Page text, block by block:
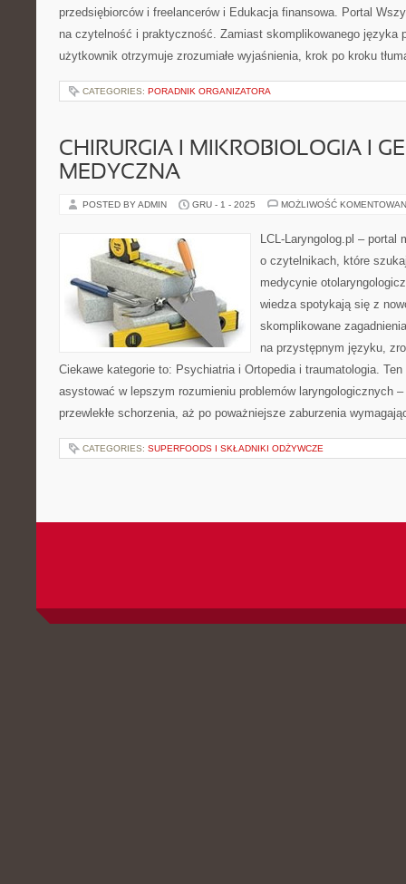
przedsiębiorców i freelancerów i Edukacja finansowa. Portal
na czytelność i praktyczność. Zamiast skomplikowanego języka
użytkownik otrzymuje zrozumiałe wyjaśnienia, krok po kroku
CATEGORIES: PORADNIK ORGANIZATORA
CHIRURGIA I MIKROBIOLOGIA I
MEDYCZNA
POSTED BY ADMIN GRU - 1 - 2025 MOŻLIWOŚĆ
LCL-Laryngolog.pl –
o czytelnikach, które
medycynie
wiedza spotykają się z
skomplikowane
na przystępnym języku,
Ciekawe kategorie to: Psychiatria i Ortopedia i traumatologia. Ten
asystować w lepszym rozumieniu problemów laryngologicznych
przewlekłe schorzenia, aż po poważniejsze zaburzenia
CATEGORIES: SUPERFOODS I SKŁADNIKI ODŻYWCZE